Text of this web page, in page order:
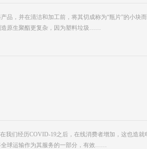
品，并在清洁和加工前，将其切成称为“瓶片”的小块
造原生聚酯更复杂，因为塑料垃圾……
我们经历COVID-19之后，在线消费者增加，这也造
全球运输作为其服务的一部分，有效……